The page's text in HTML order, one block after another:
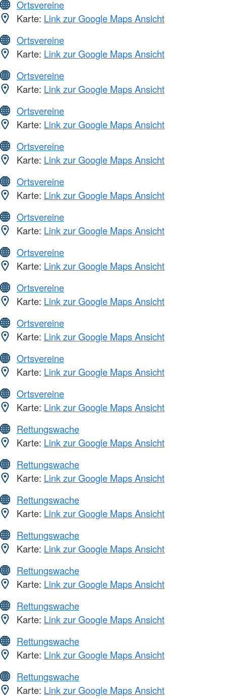
Ortsvereine
Karte: Link zur Google Maps Ansicht
Ortsvereine
Karte: Link zur Google Maps Ansicht
Ortsvereine
Karte: Link zur Google Maps Ansicht
Ortsvereine
Karte: Link zur Google Maps Ansicht
Ortsvereine
Karte: Link zur Google Maps Ansicht
Ortsvereine
Karte: Link zur Google Maps Ansicht
Ortsvereine
Karte: Link zur Google Maps Ansicht
Ortsvereine
Karte: Link zur Google Maps Ansicht
Ortsvereine
Karte: Link zur Google Maps Ansicht
Ortsvereine
Karte: Link zur Google Maps Ansicht
Ortsvereine
Karte: Link zur Google Maps Ansicht
Ortsvereine
Karte: Link zur Google Maps Ansicht
Rettungswache
Karte: Link zur Google Maps Ansicht
Rettungswache
Karte: Link zur Google Maps Ansicht
Rettungswache
Karte: Link zur Google Maps Ansicht
Rettungswache
Karte: Link zur Google Maps Ansicht
Rettungswache
Karte: Link zur Google Maps Ansicht
Rettungswache
Karte: Link zur Google Maps Ansicht
Rettungswache
Karte: Link zur Google Maps Ansicht
Rettungswache
Karte: Link zur Google Maps Ansicht